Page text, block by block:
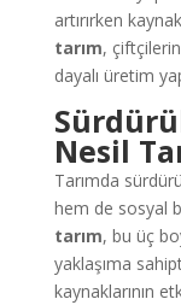
artırırken
tarım,
dayalı üretim
Nesil
Tarımda
hem de sosyal
tarım, bu üç
yaklaşıma
kaynaklarının